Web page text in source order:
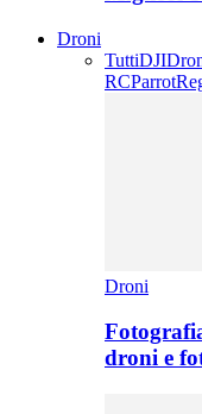
Droni
TuttiDJI
RCParrot
Droni
droni e